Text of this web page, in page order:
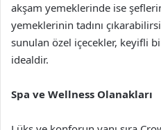
akşam yemeklerinde ise
yemeklerinin tadını
sunulan özel içecekler, keyifli
idealdir.
Spa ve Wellness Olanakları